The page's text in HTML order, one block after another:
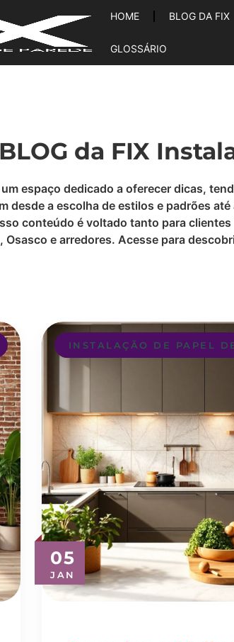
HOME BLOG DA
desde a escolha de estilos e padrões
conteúdo é voltado tanto para
Osasco e arredores. Acesse para
05
JAN
INSTALAÇÃO DE PAPEL